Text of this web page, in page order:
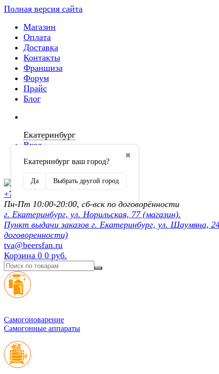
Полная версия сайта
Магазин
Оплата
Доставка
Контакты
Франшиза
Форум
Прайс
Блог
Екатеринбург
✖
Екатеринбург ваш город?
Да Выбрать другой город
Вход
Регистрация
+7 (902) 872-54-70
Пн-Пт 10:00-20:00, сб-вск по договорённости
г. Екатеринбург, ул. Норильская, 77 (магазин).
Пункт выдачи заказов г. Екатеринбург, ул. Шаумяна,
договоренности)
tva@beersfan.ru
Корзина 0 0 руб.
Cамогоноварение
Самогонные аппараты